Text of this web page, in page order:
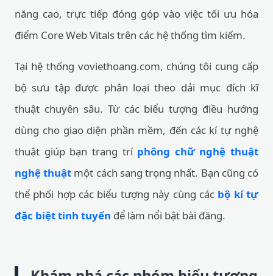
năng cao, trực tiếp đóng góp vào việc tối ưu hóa
điểm Core Web Vitals trên các hệ thống tìm kiếm.
Tại hệ thống voviethoang.com, chúng tôi cung cấp
bộ sưu tập được phân loại theo dải mục đích kĩ
thuật chuyên sâu. Từ các biểu tượng điều hướng
dùng cho giao diện phần mềm, đến các kí tự nghệ
thuật giúp bạn trang trí phông chữ nghệ thuật
nghệ thuật một cách sang trọng nhất. Bạn cũng có
thể phối hợp các biểu tượng này cùng các bộ kí tự
đặc biệt tinh tuyển để làm nổi bật bài đăng.